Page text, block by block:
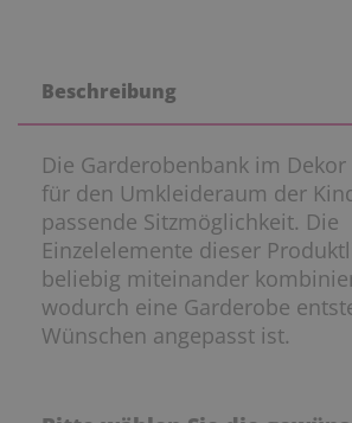
Beschreibung
Die Garderobenbank im
für den Umkleideraum der
passende Sitzmöglichkeit. Die
Einzelelemente dieser
beliebig miteinander
wodurch eine Garderobe
Wünschen angepasst ist.